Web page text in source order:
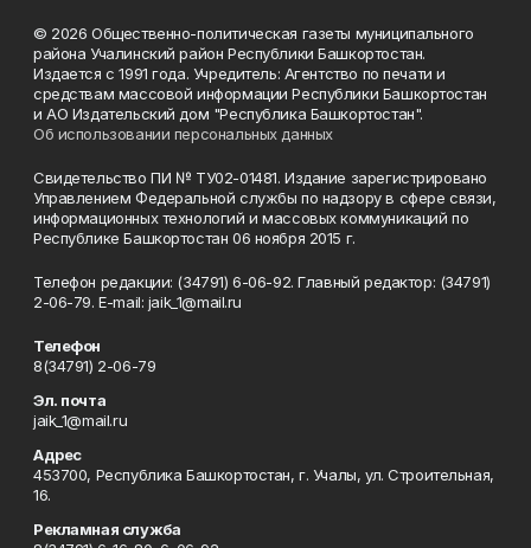
© 2026 Общественно-политическая газеты муниципального
района Учалинский район Республики Башкортостан.
Издается с 1991 года. Учредитель: Агентство по печати и
средствам массовой информации Республики Башкортостан
и АО Издательский дом "Республика Башкортостан".
Об использовании персональных данных
Свидетельство ПИ № ТУ02-01481. Издание зарегистрировано
Управлением Федеральной службы по надзору в сфере связи,
информационных технологий и массовых коммуникаций по
Республике Башкортостан 06 ноября 2015 г.
Телефон редакции: (34791) 6-06-92. Главный редактор: (34791)
2-06-79. Е-mаil: jaik_1@mail.ru
Телефон
8(34791) 2-06-79
Эл. почта
jaik_1@mail.ru
Адрес
453700, Республика Башкортостан, г. Учалы, ул. Строительная,
16.
Рекламная служба